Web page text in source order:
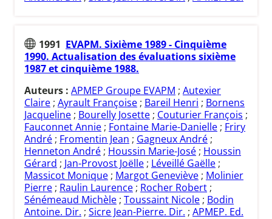
1991 EVAPM. Sixième 1989 - Cinquième
1990. Actualisation des évaluations sixième
1987 et cinquième 1988.
Auteurs : APMEP Groupe EVAPM ; Autexier
Claire ; Ayrault Françoise ; Bareil Henri ; Bornens
Jacqueline ; Bourelly Josette ; Couturier François ;
Fauconnet Annie ; Fontaine Marie-Danielle ; Friry
André ; Fromentin Jean ; Gagneux André ;
Henneton André ; Houssin Marie-José ; Houssin
Gérard ; Jan-Provost Joëlle ; Léveillé Gaëlle ;
Massicot Monique ; Margot Geneviève ; Molinier
Pierre ; Raulin Laurence ; Rocher Robert ;
Sénémeaud Michèle ; Toussaint Nicole ; Bodin
Antoine. Dir. ; Sicre Jean-Pierre. Dir. ; APMEP. Ed.